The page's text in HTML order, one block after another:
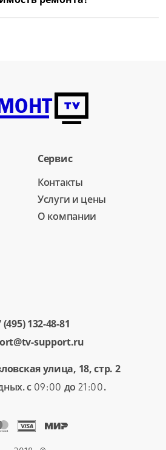
Сервис
Контакты
Услуги и цены
О компании
(495) 132-48-81
support.ru
улица, 18, стр. 2
с 09:00 до 21:00.